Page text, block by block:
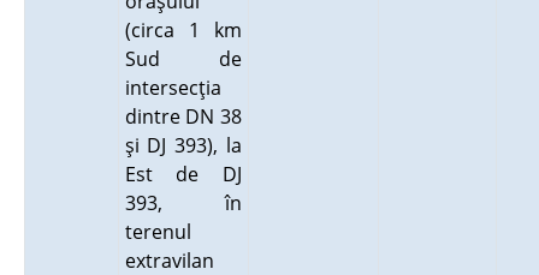
(circa 1 km
Sud de
intersecţia
dintre DN 38
şi DJ 393), la
Est de DJ
393, în
terenul
extravilan